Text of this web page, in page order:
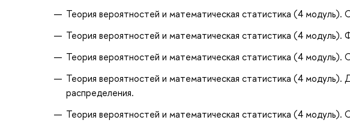
Теория вероятностей и математическая статистика (4 модуль).
Теория вероятностей и математическая статистика (4
Теория вероятностей и математическая статистика (4
Теория вероятностей и математическая статистика (4
распределения.
Теория вероятностей и математическая статистика (4 модуль).